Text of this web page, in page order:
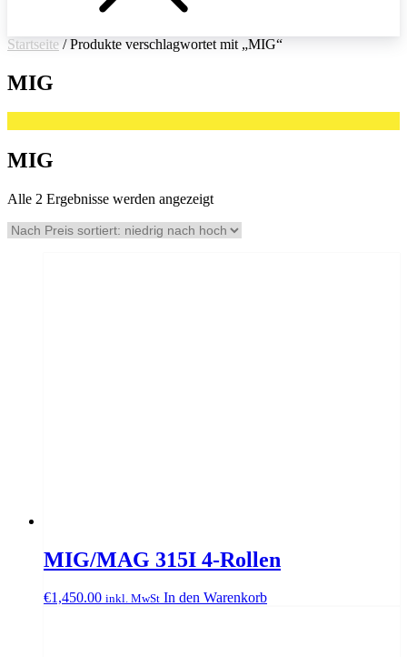
Startseite / Produkte verschlagwortet mit „MIG“
MIG
MIG
Alle 2 Ergebnisse werden angezeigtNach
sortiert:
MIG/MAG 315I 4-Rollen
€1,450.00 inkl. MwSt In den Warenkorb